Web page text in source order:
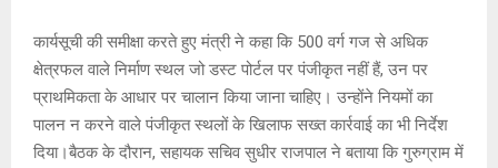
कार्यसूची की समीक्षा करते हुए मंत्री ने कहा कि 500 वर्ग गज से अधिक
क्षेत्रफल वाले निर्माण स्थल जो डस्ट पोर्टल पर पंजीकृत नहीं हैं, उन पर
प्राथमिकता के आधार पर चालान किया जाना चाहिए। उन्होंने नियमों का
पालन न करने वाले पंजीकृत स्थलों के खिलाफ सख्त कार्रवाई का भी निर्देश
दिया।बैठक के दौरान, सहायक सचिव सुधीर राजपाल ने बताया कि गुरुग्राम में